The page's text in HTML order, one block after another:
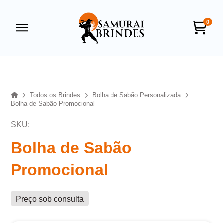
0
HomeTodos os Brindes
Bolha de Sabão Personalizada
Bolha de Sabão Promocional
SKU:
Bolha de Sabão
Promocional
Preço sob consulta